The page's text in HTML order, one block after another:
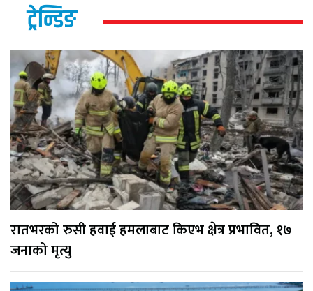
ट्रेन्डिङ
रातभरको रुसी हवाई हमलाबाट किएभ क्षेत्र प्रभावित, १७
जनाको मृत्यु